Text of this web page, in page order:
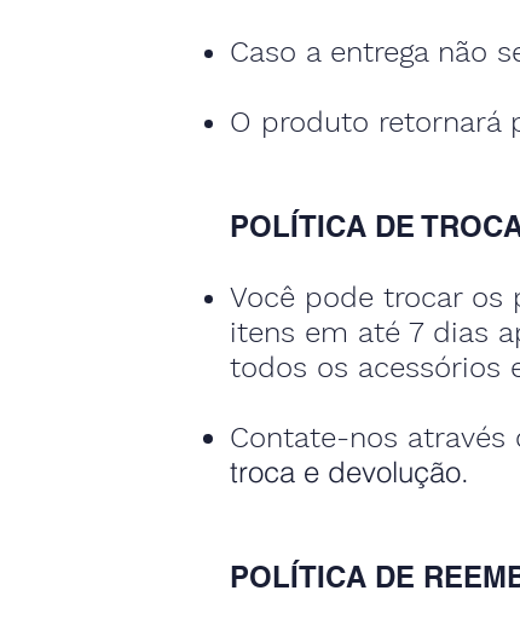
Caso a entrega não
O produto retornará
POLÍTICA DE
Você pode trocar os
itens em até 7 dias
todos os acessórios
Contate-nos através
troca e devolução.
POLÍTICA DE